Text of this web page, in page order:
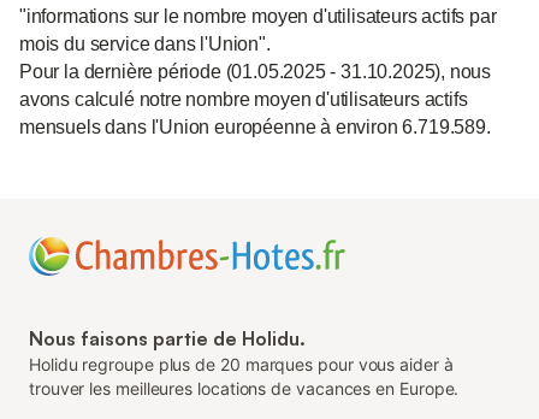
"informations sur le nombre moyen d'utilisateurs actifs par
mois du service dans l'Union".
Pour la dernière période (01.05.2025 - 31.10.2025), nous
avons calculé notre nombre moyen d'utilisateurs actifs
mensuels dans l'Union européenne à environ 6.719.589.
Nous faisons partie de Holidu.
Holidu regroupe plus de 20 marques pour vous aider à
trouver les meilleures locations de vacances en Europe.